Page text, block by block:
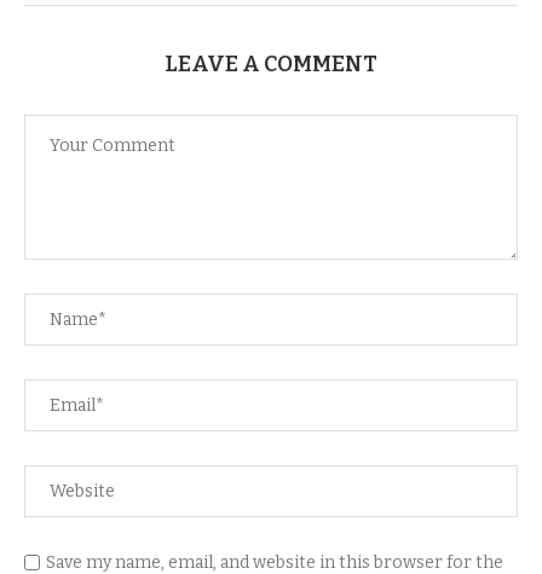
LEAVE A COMMENT
Save my name, email, and website in this browser for the